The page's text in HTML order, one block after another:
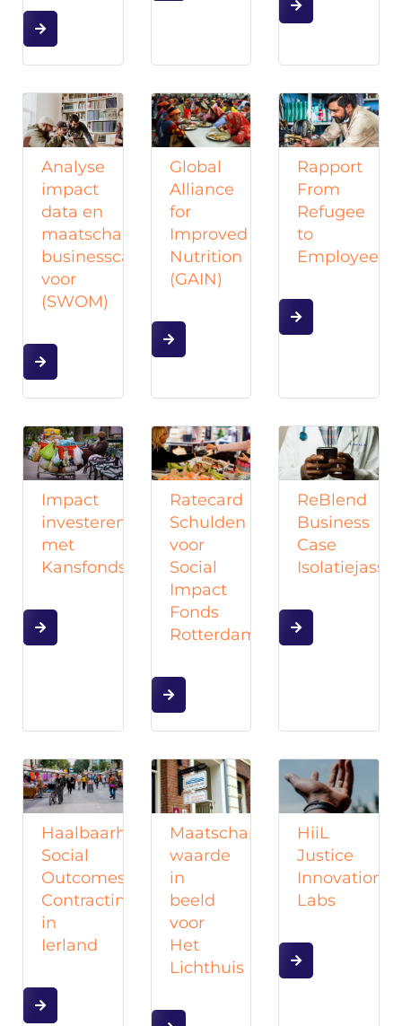
Analyse
impact
data en
maatschappelijke
businesscase
voor
(SWOM)
Global
Alliance
for
Improved
Nutrition
(GAIN)
Rapport
From
Refugee
to
Employee
Impact
investeren
met
Kansfonds
Ratecard
Schulden
voor
Social
Impact
Fonds
Rotterdam
ReBlend
Business
Case
Haalbaarheidsstudie
Social
Outcomes
Contracting
in
Ierland
Maatschappelijke
waarde
in
beeld
voor
Het
Lichthuis
HiiL
Justice
Innovation
Labs